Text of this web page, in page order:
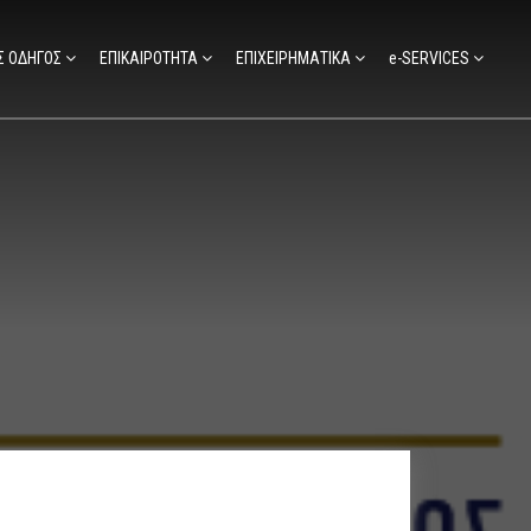
ΟΔΗΓΟΣ ΕΠΙΚΑΙΡΟΤΗΤΑ ΕΠΙΧΕΙΡΗΜΑΤΙΚΑ e-SERVICES